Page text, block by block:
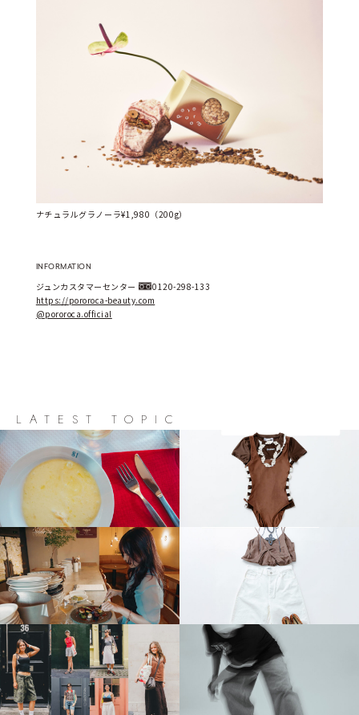
ナチュラルグラノーラ¥1,980（200g）
INFORMATION
ジュンカスタマーセンター
0120-298-133
https://pororoca-beauty.com
@pororoca.official
LATEST TOPIC